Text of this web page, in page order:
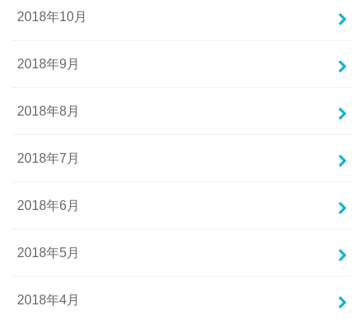
2018年10月
2018年9月
2018年8月
2018年7月
2018年6月
2018年5月
2018年4月